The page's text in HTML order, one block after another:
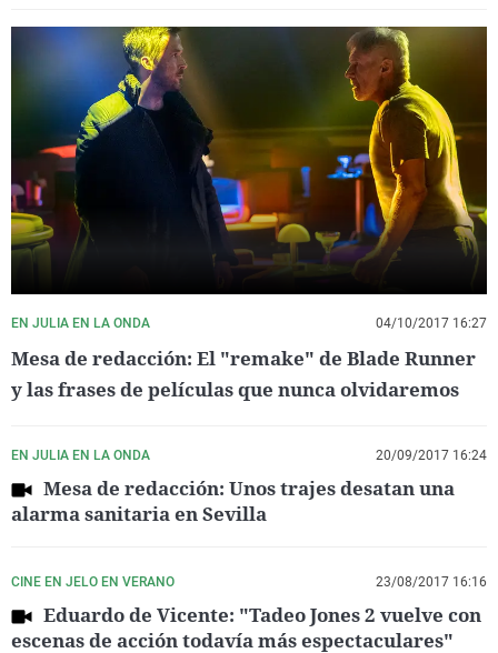
EN JULIA EN LA ONDA 04/10/2017 16:27
Mesa de redacción: El "remake" de Blade Runner
y las frases de películas que nunca olvidaremos
EN JULIA EN LA ONDA 20/09/2017 16:24
Mesa de redacción: Unos trajes desatan una
alarma sanitaria en Sevilla
CINE EN JELO EN VERANO 23/08/2017 16:16
Eduardo de Vicente: "Tadeo Jones 2 vuelve con
escenas de acción todavía más espectaculares"